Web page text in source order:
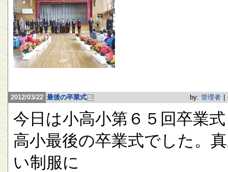
2012/03/22 最後の卒業式 by: 管理者
今日は小高小第６５回卒業
高小最後の卒業式でした。
い制服に